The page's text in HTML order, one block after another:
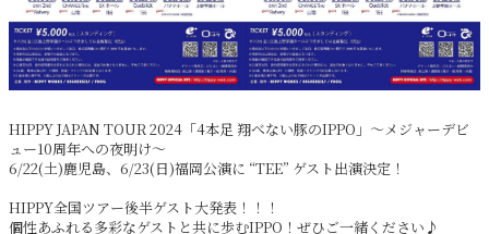
HIPPY JAPAN TOUR 2024「4本足 翔べない豚のIPPO」～メジャーデビ
ュー10周年への夜明け～
6/22(土)鹿児島、6/23(日)福岡公演に “TEE” ゲスト出演決定！
HIPPY全国ツアー後半ゲスト大発表！！！
個性あふれる多彩なゲストと共に歩むIPPO！ぜひご一緒ください♪